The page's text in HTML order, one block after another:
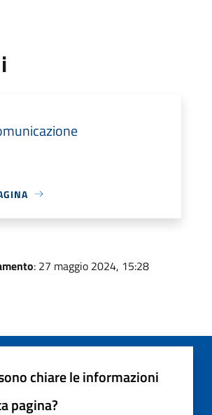
: 27 maggio 2024, 15:28
chiare le informazioni
pagina?